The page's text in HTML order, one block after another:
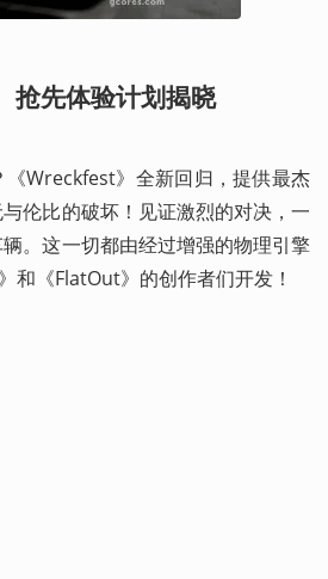
抢先体验计划揭晓
Wreckfest》全新回归，提供最杰
伦比的破坏！见证激烈的对决，一
。这一切都由经过增强的物理引擎
和《FlatOut》的创作者们开发！